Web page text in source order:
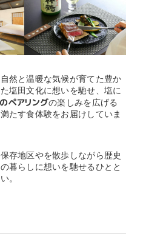
然と温暖な気候が育てた豊か
塩田文化に想いを馳せ、塩に
ペアリングの楽しみを広げる
たす食体験をお届けしていま
存地区やを散歩しながら歴史
暮らしに想いを馳せるひとと
。